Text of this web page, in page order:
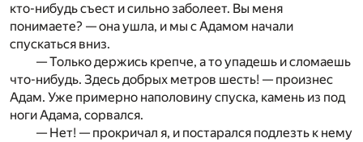
кто-нибудь съест и сильно заболеет. Вы меня
понимаете? — она ушла, и мы с Адамом начали
спускаться вниз.
— Только держись крепче, а то упадешь и сломаешь
что-нибудь. Здесь добрых метров шесть! — произнес
Адам. Уже примерно наполовину спуска, камень из под
ноги Адама, сорвался.
— Нет! — прокричал я, и постарался подлезть к нему